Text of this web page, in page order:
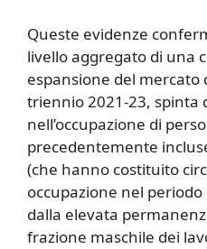
Queste evidenze
livello aggregato di una
espansione del mercato
triennio 2021-23, spinta
nell’occupazione di
precedentemente
(che hanno costituito
occupazione nel
dalla elevata
frazione maschile dei